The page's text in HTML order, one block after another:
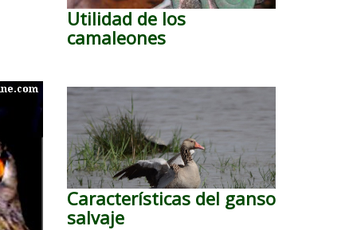
Utilidad de los
camaleones
Características del ganso
salvaje